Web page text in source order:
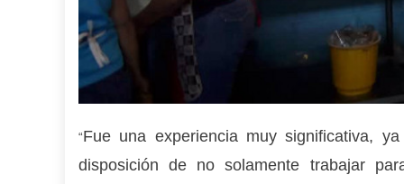
“Fue una experiencia muy significativa,
disposición de no solamente trabajar